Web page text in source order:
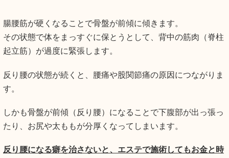
腸腰筋が硬くなることで骨盤が前傾に傾きます。
その状態で体をまっすぐに保とうとして、背中の筋肉（脊柱
起立筋）が過度に緊張します。
反り腰の状態が続くと、腰痛や股関節痛の原因につながりま
す。
しかも骨盤が前傾（反り腰）になることで下腹部が出っ張っ
たり、お尻や太ももが分厚くなってしまいます。
反り腰になる癖を治さないと、エステで施術してもお金と時